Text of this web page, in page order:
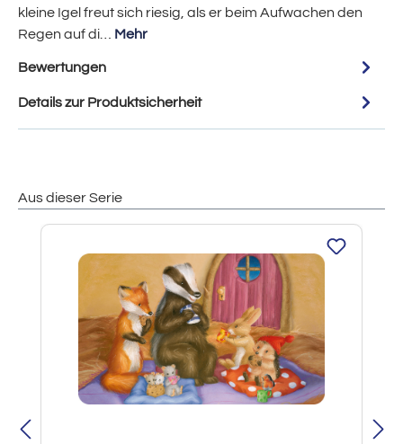
kleine Igel freut sich riesig, als er beim Aufwachen den
Regen auf di… Mehr
Bewertungen
Details zur Produktsicherheit
Aus dieser Serie
Produktgalerie überspringen